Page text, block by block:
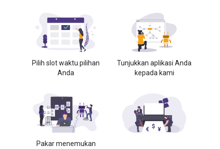
Pilih slot waktu pilihan
Anda
Tunjukkan aplikasi Anda
kepada kami
Pakar menemukan